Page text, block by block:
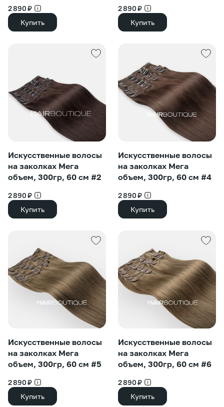
2 890 ₽
Купить
2 890 ₽
Купить
Искусственные волосы
на заколках Мега
объем, 300гр, 60 см #2
2 890 ₽
Купить
Искусственные волосы
на заколках Мега
объем, 300гр, 60 см #4
2 890 ₽
Купить
Искусственные волосы
на заколках Мега
объем, 300гр, 60 см #5
2 890 ₽
Купить
Искусственные волосы
на заколках Мега
объем, 300гр, 60 см #6
2 890 ₽
Купить